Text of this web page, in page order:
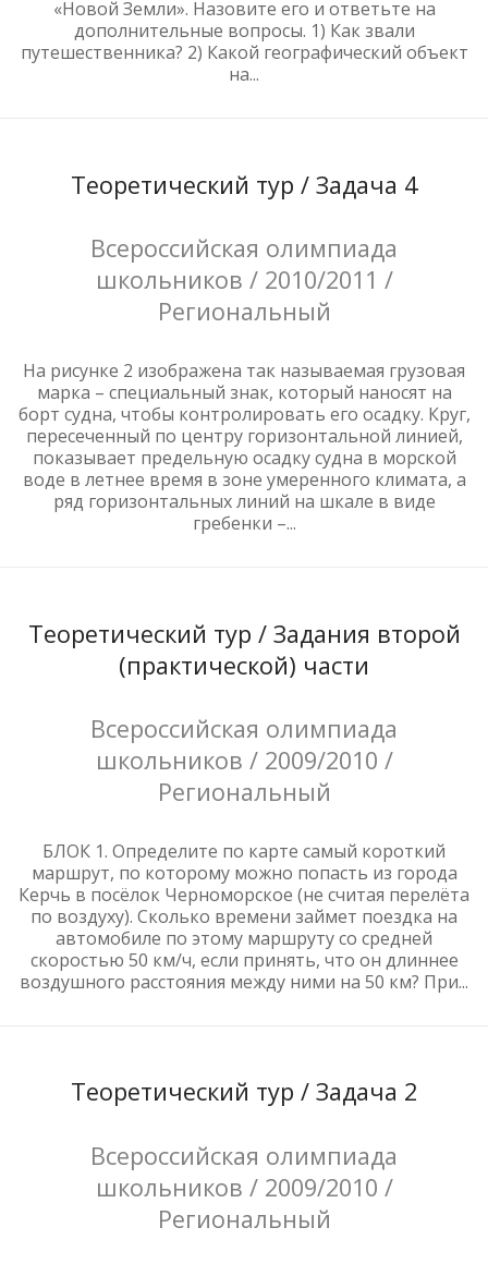
«Новой Земли». Назовите его и ответьте на
дополнительные вопросы. 1) Как звали
путешественника? 2) Какой географический объект
на...
Теоретический тур / Задача 4
Всероссийская олимпиада
школьников / 2010/2011 /
Региональный
На рисунке 2 изображена так называемая грузовая
марка – специальный знак, который наносят на
борт судна, чтобы контролировать его осадку. Круг,
пересеченный по центру горизонтальной линией,
показывает предельную осадку судна в морской
воде в летнее время в зоне умеренного климата, а
ряд горизонтальных линий на шкале в виде
гребенки –...
Теоретический тур / Задания второй
(практической) части
Всероссийская олимпиада
школьников / 2009/2010 /
Региональный
БЛОК 1. Определите по карте самый короткий
маршрут, по которому можно попасть из города
Керчь в посёлок Черноморское (не считая перелёта
по воздуху). Сколько времени займет поездка на
автомобиле по этому маршруту со средней
скоростью 50 км/ч, если принять, что он длиннее
воздушного расстояния между ними на 50 км? При...
Теоретический тур / Задача 2
Всероссийская олимпиада
школьников / 2009/2010 /
Региональный